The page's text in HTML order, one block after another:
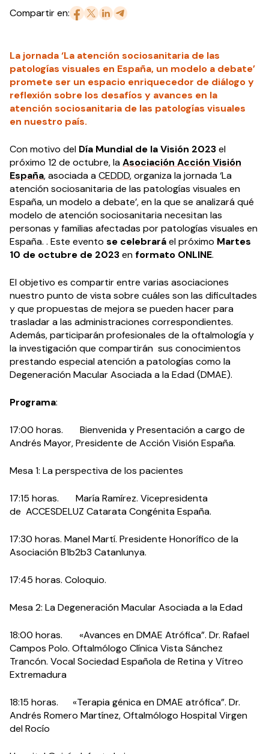
Compartir en:
La jornada ‘La atención sociosanitaria de las
patologías visuales en España, un modelo a debate’
promete ser un espacio enriquecedor de diálogo y
reflexión sobre los desafíos y avances en la
atención sociosanitaria de las patologías visuales
en nuestro país.
Con motivo del Día Mundial de la Visión 2023el
próximo 12 de octubre, laAsociación Acción Visión
España, asociada aCEDDD, organiza la jornada ‘La
atención sociosanitaria de las patologías visuales en
España, un modelo a debate’, en la que se analizará qué
modelo de atención sociosanitaria necesitan las
personas y familias afectadas por patologías visuales en
España. . Este evento se celebraráel próximo Martes
10 de octubre de 2023enformato ONLINE.
El objetivo es compartir entre varias asociaciones
nuestro punto de vista sobre cuáles son las dificultades
y que propuestas de mejora se pueden hacer para
trasladar a las administraciones correspondientes.
Además, participarán profesionales de la oftalmología y
la investigación que compartirán sus conocimientos
prestando especial atención a patologías como la
Degeneración Macular Asociada a la Edad (DMAE).
Programa:
17:00 horas. Bienvenida y Presentación a cargo de
Andrés Mayor, Presidente de Acción Visión España.
Mesa 1: La perspectiva de los pacientes
17:15 horas. María Ramírez. Vicepresidenta
de ACCESDELUZ Catarata Congénita España.
17:30 horas. Manel Martí. Presidente Honorífico de la
Asociación B1b2b3 Catanlunya.
17:45 horas. Coloquio.
Mesa 2: La Degeneración Macular Asociada a la Edad
18:00 horas. «Avances en DMAE Atrófica”. Dr. Rafael
Campos Polo. Oftalmólogo Clínica Vista Sánchez
Trancón. Vocal Sociedad Española de Retina y Vítreo
Extremadura
18:15 horas. «Terapia génica en DMAE atrófica”. Dr.
Andrés Romero Martínez, Oftalmólogo Hospital Virgen
del Rocío